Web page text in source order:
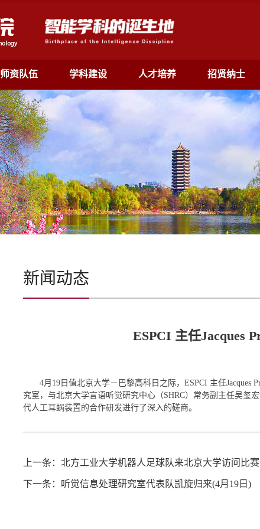
师资队伍 学科建设 人才培养 招贤纳士
新闻动态
ESPCI 主任Jacques
4月19日值北京大学－巴黎高科日之际，ESPCI 主任
究室，与北京大学言语听觉研究中心（SHRC）常务副主任吴玺
代人工耳蜗装置的合作研发进行了深入的磋商。
上一条： 北方工业大学机器人足球队来北京大学访问比赛
下一条： 听觉信息处理研究室代表队凯旋归来(4月19日)